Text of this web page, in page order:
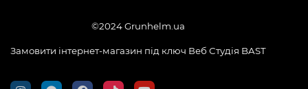
©2024 Grunhelm.ua
Замовити інтернет-магазин під ключ Веб Студія BAST